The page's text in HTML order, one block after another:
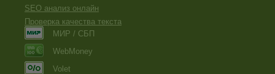
SEO анализ онлайн
Проверка качества текста
МИР / СБП
WebMoney
Volet